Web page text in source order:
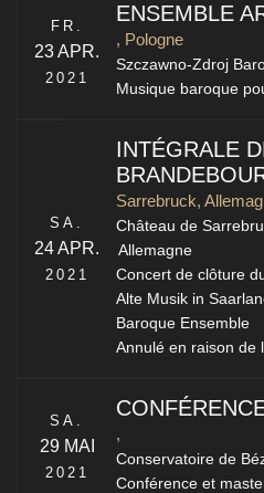
FR.
23 APR.
2021
ENSEMBLE
, Pologne
Szczawno-Zdroj
Musique baroque
SA.
24 APR.
2021
INTÉGRALE
Sarrebruck,
Château de
Allemagne
Concert de clôture
Alte Musik in
Baroque Ensemble
Annulé en raison de
SA.
29 MAI
2021
,
Conservatoire de
Conférence et